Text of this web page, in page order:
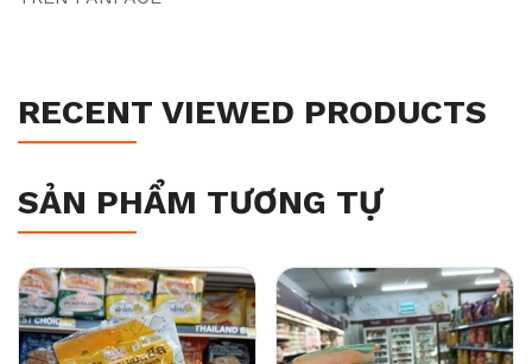
RECENT VIEWED PRODUCTS
SẢN PHẨM TƯƠNG TỰ